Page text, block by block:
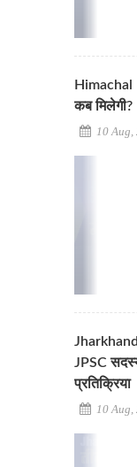
Himachal
कब मिलेगी?
10
JPSC
प्रतिक्रिया
10